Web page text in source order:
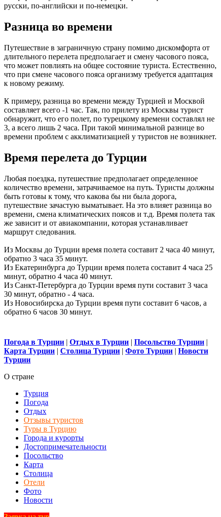
русски, по-английски и по-немецки.
Разница во времени
Путешествие в заграничную страну помимо дискомфорта от
длительного перелета предполагает и смену часового пояса,
что может повлиять на общее состояние туриста. Естественно,
что при смене часового пояса организму требуется адаптация
к новому режиму.
К примеру, разница во времени между Турцией и Москвой
составляет всего -1 час. Так, по прилету из Москвы турист
обнаружит, что его полет, по турецкому времени составлял не
3, а всего лишь 2 часа. При такой минимальной разнице во
времени проблем с акклиматизацией у туристов не возникнет.
Время перелета до Турции
Любая поездка, путешествие предполагает определенное
количество времени, затрачиваемое на путь. Туристы должны
быть готовы к тому, что какова бы ни была дорога,
путешествие зачастую выматывает. На это влияет разница во
времени, смена климатических поясов и т.д. Время полета так
же зависит и от авиакомпании, которая устанавливает
маршрут следования.
Из Москвы до Турции время полета составит 2 часа 40 минут,
обратно 3 часа 35 минут.
Из Екатеринбурга до Турции время полета составит 4 часа 25
минут, обратно 4 часа 40 минут.
Из Санкт-Петербурга до Турции время пути составит 3 часа
30 минут, обратно - 4 часа.
Из Новосибирска до Турции время пути составит 6 часов, а
обратно 6 часов 30 минут.
Погода в Турции | Отдых в Турции | Посольство Турции |
Карта Турции | Столица Турции | Фото Турции | Новости
Турции
О стране
Турция
Погода
Отдых
Отзывы туристов
Туры в Турцию
Города и курорты
Достопримечательности
Посольство
Карта
Столица
Отели
Фото
Новости